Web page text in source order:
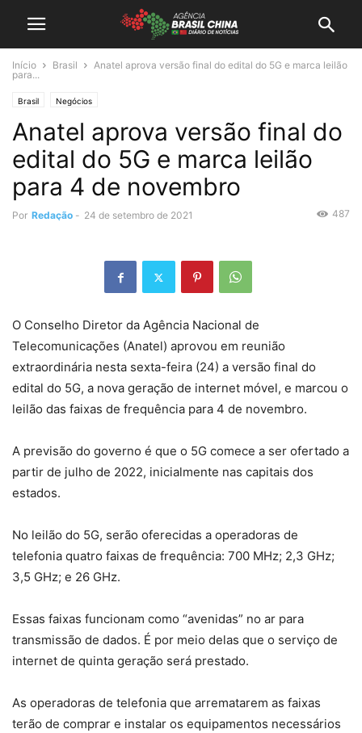
Início Brasil
Anatel aprova versão final do edital do 5G e marca leilão
para...
Brasil Negócios
Anatel aprova versão final do
edital do 5G e marca leilão
para 4 de novembro
Por Redação - 24 de setembro de 2021 487
O Conselho Diretor da Agência Nacional de
Telecomunicações (Anatel) aprovou em reunião
extraordinária nesta sexta-feira (24) a versão final do
edital do 5G, a nova geração de internet móvel, e marcou o
leilão das faixas de frequência para 4 de novembro.
A previsão do governo é que o 5G comece a ser ofertado a
partir de julho de 2022, inicialmente nas capitais dos
estados.
No leilão do 5G, serão oferecidas a operadoras de
telefonia quatro faixas de frequência: 700 MHz; 2,3 GHz;
3,5 GHz; e 26 GHz.
Essas faixas funcionam como “avenidas” no ar para
transmissão de dados. É por meio delas que o serviço de
internet de quinta geração será prestado.
As operadoras de telefonia que arrematarem as faixas
terão de comprar e instalar os equipamentos necessários